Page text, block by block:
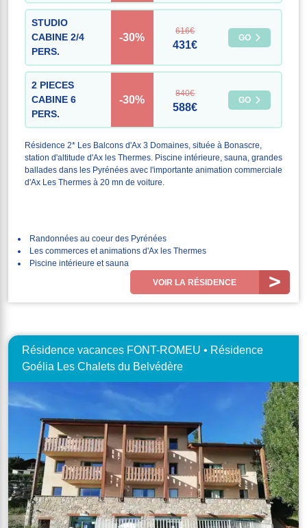
STUDIO
CABINE 2/4
PERS.
-30%
616€
431€
GO
2 PIECES
CABINE 6
PERS.
-30%
840€
588€
GO
Résidence 2* Les Balcons d'Ax 3 Domaines, située à Bonascre,
station d'altitude d'Ax les Thermes. Piscine intérieure, sauna, grandes
ballades dans les Pyrénées avec l'importante animation commerciale
d'Ax Les Thermes à 20 mn de voiture.
Randonnées au coeur des Pyrénées
Les commerces et animations d'Ax les Thermes
Piscine intérieure et sauna
VOIR LA RÉSIDENCE
Résidence vacances FONT-ROMEU • Résidence
Goélia Les Chalets du Belvédère